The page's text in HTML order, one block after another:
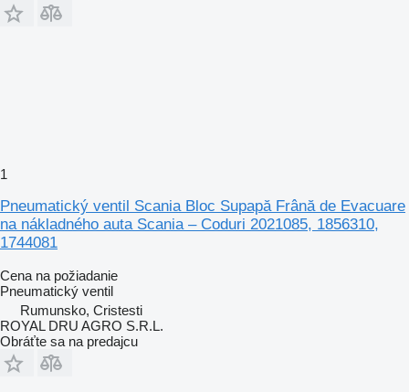
1
Pneumatický ventil Scania Bloc Supapă Frână de Evacuare
na nákladného auta Scania – Coduri 2021085, 1856310,
1744081
Cena na požiadanie
Pneumatický ventil
Rumunsko, Cristesti
ROYAL DRU AGRO S.R.L.
Obráťte sa na predajcu